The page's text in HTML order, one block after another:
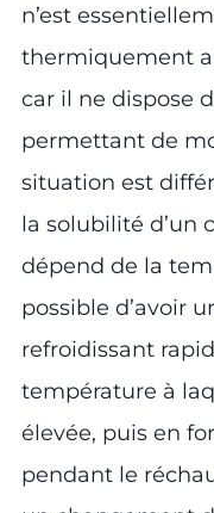
n’est
thermiquement
car il ne dispose
permettant de
situation est
la solubilité d’un
dépend de la
possible d’avoir
refroidissant
température à
élevée, puis en
pendant le